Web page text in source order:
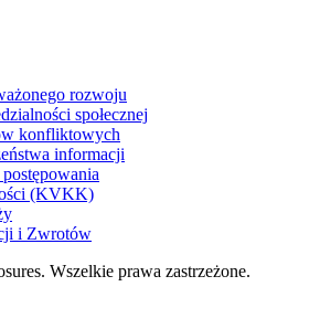
rozwoju
społecznej
konfliktowych
informacji
(KVKK)
i Zwrotów
Wszelkie prawa zastrzeżone.